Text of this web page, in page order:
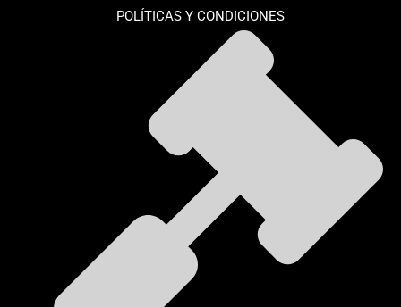
POLÍTICAS Y CONDICIONES